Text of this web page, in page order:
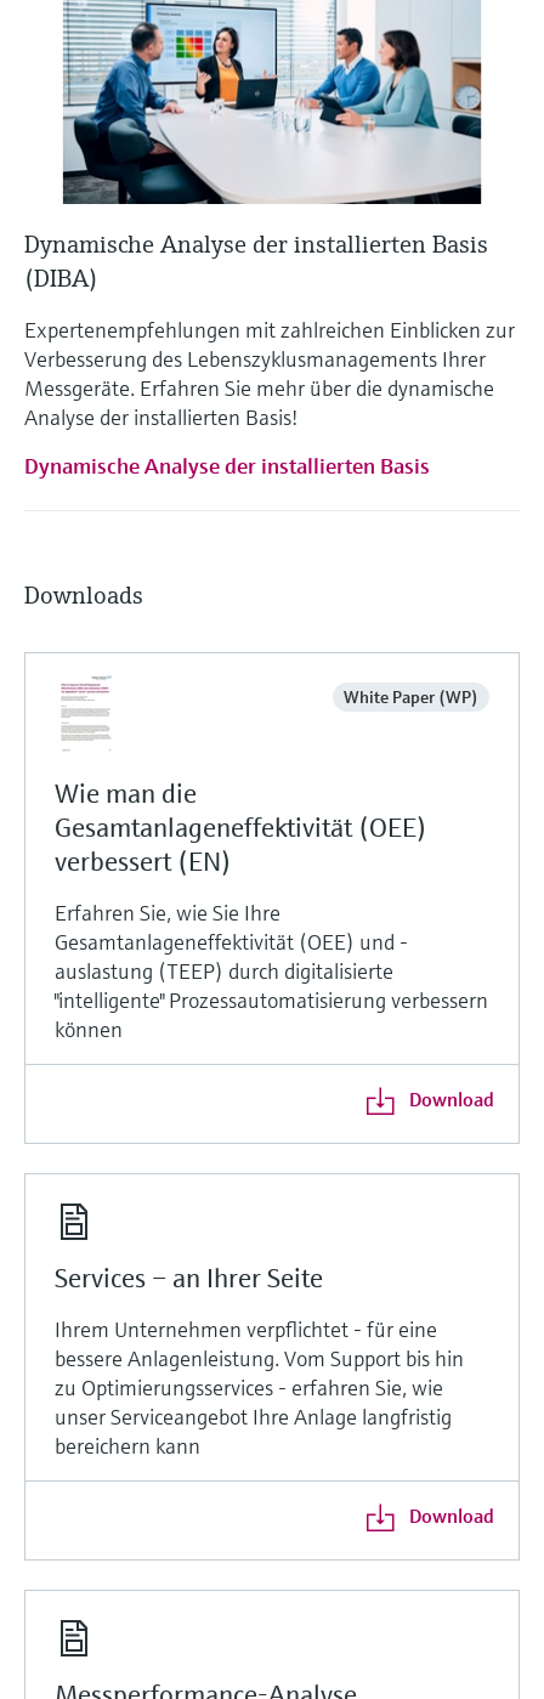
Dynamische Analyse der installierten Basis
(DIBA)
Expertenempfehlungen mit zahlreichen Einblicken zur
Verbesserung des Lebenszyklusmanagements Ihrer
Messgeräte. Erfahren Sie mehr über die dynamische
Analyse der installierten Basis!
Dynamische Analyse der installierten Basis
Downloads
White Paper (WP)
Wie man die
Gesamtanlageneffektivität (OEE)
verbessert (EN)
Erfahren Sie, wie Sie Ihre
Gesamtanlageneffektivität (OEE) und -
auslastung (TEEP) durch digitalisierte
"intelligente" Prozessautomatisierung verbessern
können
Download
Services – an Ihrer Seite
Ihrem Unternehmen verpflichtet - für eine
bessere Anlagenleistung. Vom Support bis hin
zu Optimierungsservices - erfahren Sie, wie
unser Serviceangebot Ihre Anlage langfristig
bereichern kann
Download